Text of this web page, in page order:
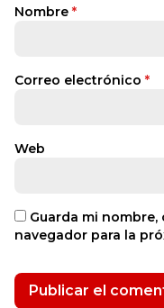
Nombre *
Correo electrónico *
Web
Guarda mi
navegador para la